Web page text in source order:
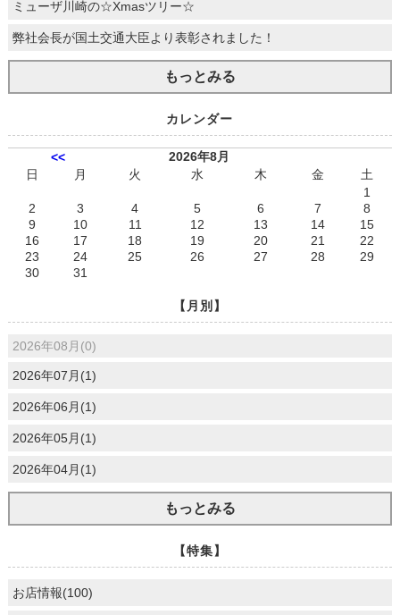
ミューザ川崎の☆Xmasツリー☆
弊社会長が国土交通大臣より表彰されました！
もっとみる
カレンダー
<<
2026年8月
日
月 火 水 木 金
土
1
2
3 4 5 6 7
8
9
10 11 12 13 14
15
16
17 18 19 20 21
22
23
24 25 26 27 28
29
30
31
【月別】
2026年08月(0)
2026年07月(1)
2026年06月(1)
2026年05月(1)
2026年04月(1)
もっとみる
【特集】
お店情報(100)